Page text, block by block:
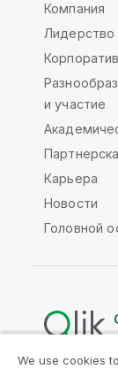
Компания
Лидерство
и участие
Карьера
Новости
Головной
We use cookies